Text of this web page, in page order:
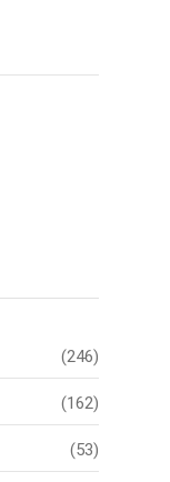
(246)
(162)
(53)